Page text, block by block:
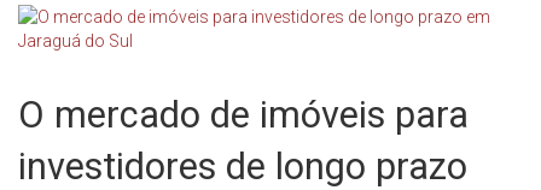
O mercado de imóveis para
investidores de longo prazo